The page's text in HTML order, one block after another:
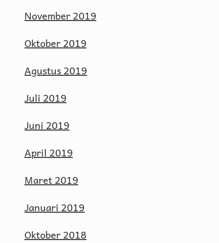
November 2019
Oktober 2019
Agustus 2019
Juli 2019
Juni 2019
April 2019
Maret 2019
Januari 2019
Oktober 2018